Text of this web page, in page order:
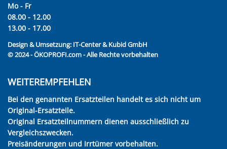
Mo - Fr
08.00 - 12.00
13.00 - 17.00
Design & Umsetzung: IT-Center & Kubid GmbH
© 2024 - ÖKOPROFI.com - Alle Rechte vorbehalten
WEITEREMPFEHLEN
Bei den genannten Ersatzteilen handelt es sich nicht um
Original-Ersatzteile.
Original Ersatzteilnummern dienen ausschließlich zu
Vergleichszwecken.
Preisänderungen und Irrtümer vorbehalten.